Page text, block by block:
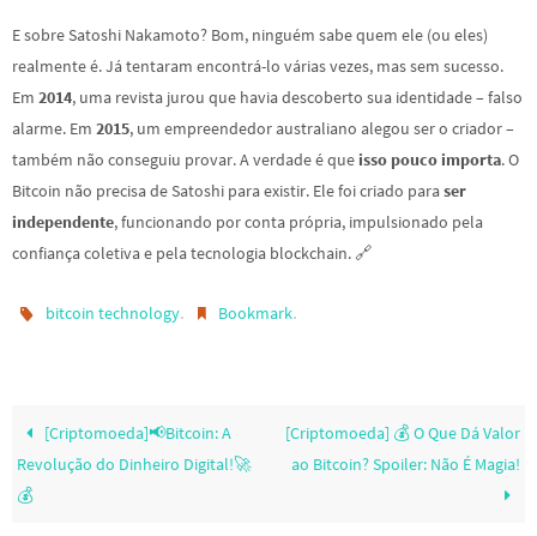
E sobre Satoshi Nakamoto? Bom, ninguém sabe quem ele (ou eles)
realmente é. Já tentaram encontrá-lo várias vezes, mas sem sucesso.
Em 2014, uma revista jurou que havia descoberto sua identidade – falso
alarme. Em 2015, um empreendedor australiano alegou ser o criador –
também não conseguiu provar. A verdade é que isso pouco importa. O
Bitcoin não precisa de Satoshi para existir. Ele foi criado paraser
independente, funcionando por conta própria, impulsionado pela
confiança coletiva e pela tecnologia blockchain. 🔗
bitcoin technology. Bookmark.
[Criptomoeda]📢Bitcoin: A
Revolução do Dinheiro Digital!🚀
💰
[Criptomoeda] 💰 O Que Dá Valor
ao Bitcoin? Spoiler: Não É Magia!